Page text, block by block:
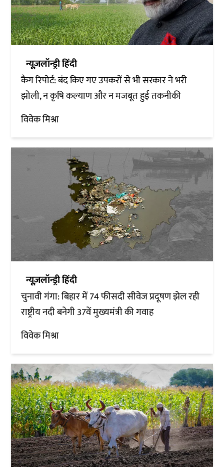
न्यूज़लॉन्ड्री हिंदी
कैग रिपोर्ट: बंद किए गए उपकरों से भी सरकार ने भरी
झोली, न कृषि कल्याण और न मजबूत हुई तकनीकी
विवेक मिश्रा
न्यूज़लॉन्ड्री हिंदी
चुनावी गंगा: बिहार में 74 फीसदी सीवेज प्रदूषण झेल रही
राष्ट्रीय नदी बनेगी 37वें मुख्यमंत्री की गवाह
विवेक मिश्रा